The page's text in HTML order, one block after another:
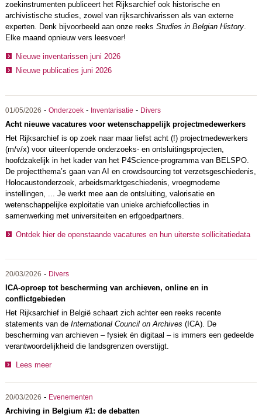
zoekinstrumenten publiceert het Rijksarchief ook historische en
archivistische studies, zowel van rijksarchivarissen als van externe
experten. Denk bijvoorbeeld aan onze reeks Studies in Belgian History.
Elke maand opnieuw vers leesvoer!
Nieuwe inventarissen juni 2026
Nieuwe publicaties juni 2026
01/05/2026 - Onderzoek- Inventarisatie - Divers
Acht nieuwe vacatures voor wetenschappelijk projectmedewerkers
Het Rijksarchief is op zoek naar maar liefst acht (!) projectmedewerkers
(m/v/x) voor uiteenlopende onderzoeks- en ontsluitingsprojecten,
hoofdzakelijk in het kader van het P4Science-programma van BELSPO.
De projectthema’s gaan van AI en crowdsourcing tot verzetsgeschiedenis,
Holocaustonderzoek, arbeidsmarktgeschiedenis, vroegmoderne
instellingen, ... Je werkt mee aan de ontsluiting, valorisatie en
wetenschappelijke exploitatie van unieke archiefcollecties in
samenwerking met universiteiten en erfgoedpartners.
Ontdek hier de openstaande vacatures en hun uiterste sollicitatiedata
20/03/2026 - Divers
ICA-oproep tot bescherming van archieven, online en in
conflictgebieden
Het Rijksarchief in België schaart zich achter een reeks recente
statements van de International Council on Archives (ICA). De
bescherming van archieven – fysiek én digitaal – is immers een gedeelde
verantwoordelijkheid die landsgrenzen overstijgt.
Lees meer
20/03/2026 - Evenementen
Archiving in Belgium #1: de debatten